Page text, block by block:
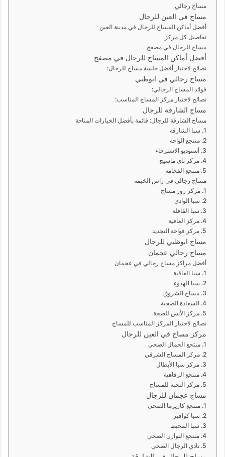
مساج رجالي
مساج في العين للرجال
أفضل أماكن المساج للرجال في مدينة العين
تفاصيل كل مركز
مساج للرجال في مصفح
أفضل أماكن المساج للرجال في مصفح
نصائح لاختيار أفضل جلسة مساج للرجال:
مساج رجالي في ابوظبي
فوائد المساج الرجالي:
نصائح لاختيار مركز المساج المناسب:
مساج الشارقة للرجال
مساج الشارقة للرجال: قائمة بأفضل الخيارات المتاحة
1. سبا الشارقة
2. منتجع الواحة
3. أستوديو الاسترخاء
4. مركز تاي ماسيج
5. منتجع الفخامة
مساج رجالي في راس الخيمة
1. مركز روز مساج
2. سبا الوادي
3. سبا القافلة
4. مركز العافية
5. مركز فواحة التجديد
مساج ابوظبي للرجال
مساج رجالي عجمان
أفضل مراكز مساج رجالي في عجمان
1. سبا العافية
2. سبا الهدوء
3. مساج الشروق
4. السعادة الصحية
5. مركز الأنس للصحة
نصائح لاختيار المركز المناسب للمساج
مركز مساج في العين للرجال
1. منتجع الجمال الصحي
2. مركز المساج الشرقي
3. مركز سبا الأبطال
4. منتجع الرفاهية
5. مركز النخبة للمساج
مساج عجمان للرجال
1. منتجع كاريزما الصحي
2. سبا كوافير
3. سبا المحيط
4. منتجع التوازن الصحي
5. نادي الرجال الصحي